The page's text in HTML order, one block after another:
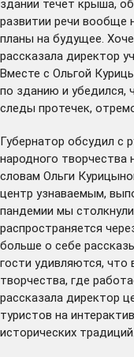
здании течет крыша,
развитии речи вообще
планы на будущее.
рассказала директор
Вместе с Ольгой
по зданию и убедился,
следы протечек,
Губернатор обсудил с
народного творчества
словам Ольги
центр узнаваемым,
пандемии мы
распространяется
больше о себе
гости удивляются, что
творчества, где
рассказала директор
туристов на
исторических традиций.